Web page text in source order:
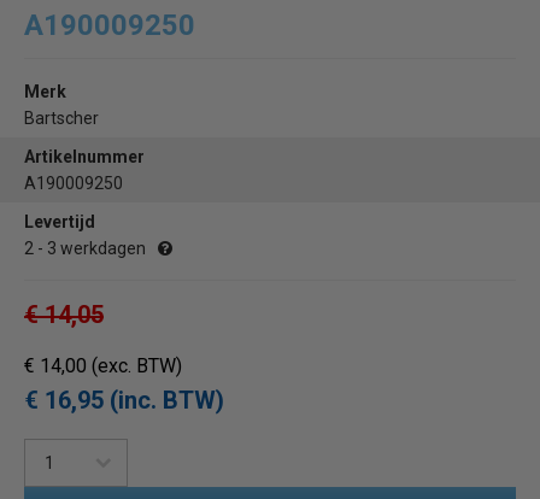
A190009250
Merk
Bartscher
Artikelnummer
A190009250
Levertijd
2 - 3 werkdagen
€ 14,05
€ 14,00 (exc. BTW)
€ 16,95 (inc. BTW)